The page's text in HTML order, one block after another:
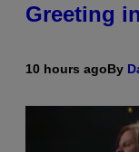
Greeting
10 hours agoBy